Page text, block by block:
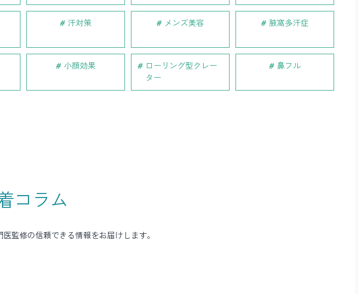
汗対策 メンズ美容 腋窩多汗症
小顔効果
ローリング型クレー
ター
鼻フル
コラム
監修の信頼できる情報をお届けします。